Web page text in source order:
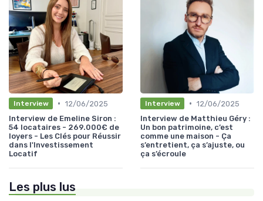
Interview • 12/06/2025
Interview de Emeline Siron :
54 locataires - 269.000€ de
loyers - Les Clés pour Réussir
dans l'Investissement
Locatif
Interview • 12/06/2025
Interview de Matthieu Géry :
Un bon patrimoine, c’est
comme une maison - Ça
s’entretient, ça s’ajuste, ou
ça s’écroule
Les plus lus